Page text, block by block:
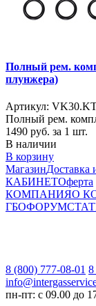
Полный рем.
плунжера)
Артикул:
Полный рем.
1490 руб. за 1 шт.
В наличии
В корзину
МагазинДоставка
КАБИНЕТОферта
КОМПАНИЯО
ГБОФОРУМ
8 (800) 777-08-01 8
пн-пт: с 09.00 до